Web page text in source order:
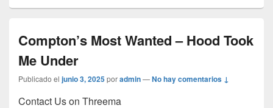
Compton’s Most Wanted – Hood Took
Me Under
Publicado el junio 3, 2025poradmin—No hay comentarios ↓
Contact Us on Threema